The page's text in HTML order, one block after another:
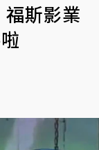
福斯影業